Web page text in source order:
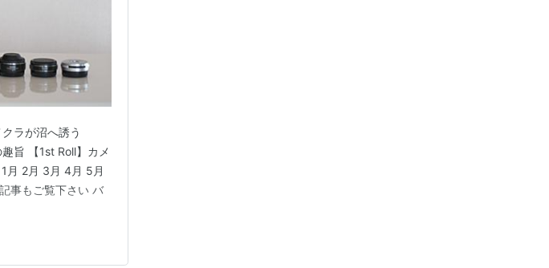
ラが沼へ誘う
旨 【1st Roll】カメ
月 2月 3月 4月 5月
事もご覧下さい バ